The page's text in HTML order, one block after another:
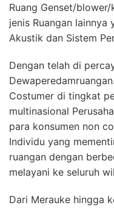
Ruang Genset/
jenis Ruangan lainnya
Akustik dan Sistem
Dengan telah di
Costumer di tingkat
multinasional
para konsumen non
Individu yang
ruangan dengan
melayani ke seluruh
Dari Merauke hingga